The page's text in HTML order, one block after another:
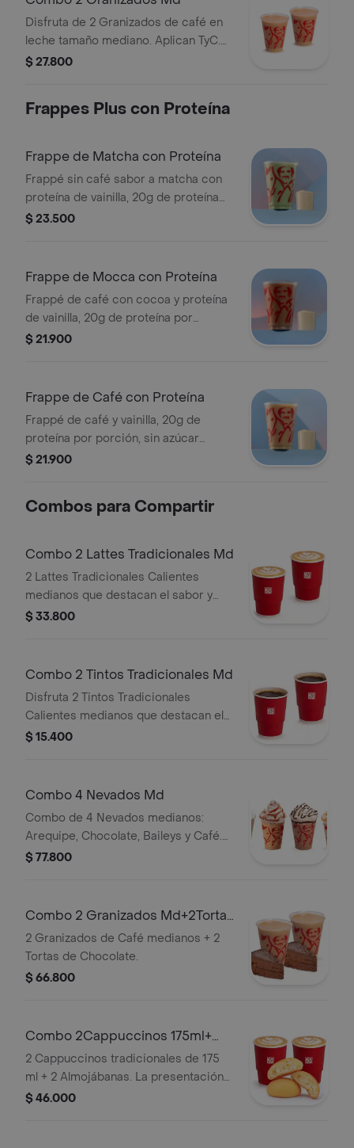
Disfruta de 2 Granizados de café en
leche tamaño mediano. Aplican TyC.
Producto sujeto a disponibilidad en
$ 27.800
Frappes Plus con Proteína
Frappe de Matcha con Proteína
Frappé sin café sabor a matcha con
proteína de vainilla, 20g de proteína
por porción, sin azúcar añadida,
$ 23.500
Frappe de Mocca con Proteína
Frappé de café con cocoa y proteína
de vainilla, 20g de proteína por
porción, sin azúcar añadida, textura
$ 21.900
Frappe de Café con Proteína
Frappé de café y vainilla, 20g de
proteína por porción, sin azúcar
añadida. Textura granizada y
$ 21.900
Combos para Compartir
Combo 2 Lattes Tradicionales Md
2 Lattes Tradicionales Calientes
medianos que destacan el sabor y
aroma del café Juan Valdez.
$ 33.800
Combo 2 Tintos Tradicionales Md
Disfruta 2 Tintos Tradicionales
Calientes medianos que destacan el
sabor y aroma del café Juan Valdez.
$ 15.400
Combo 4 Nevados Md
Combo de 4 Nevados medianos:
Arequipe, Chocolate, Baileys y Café.
El Nevado Baileys contiene licor.
$ 77.800
Combo 2 Granizados Md+2Tortas
Chocolate
2 Granizados de Café medianos + 2
Tortas de Chocolate.
$ 66.800
Combo 2Cappuccinos 175ml+
2Almojabanas
2 Cappuccinos tradicionales de 175
ml + 2 Almojábanas. La presentación
del Cappuccino puede variar
$ 46.000